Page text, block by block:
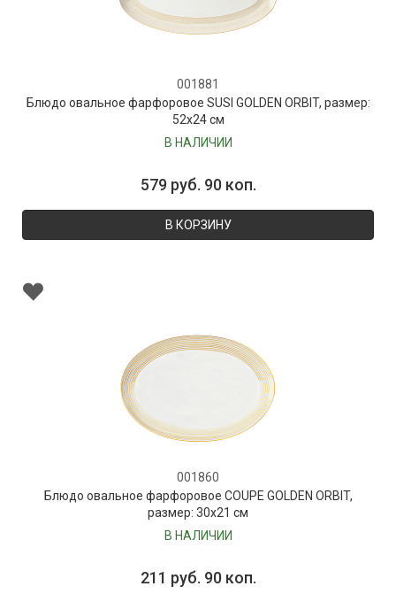
001881
Блюдо овальное фарфоровое SUSI GOLDEN ORBIT, размер:
52х24 см
В НАЛИЧИИ
579 руб. 90 коп.
В КОРЗИНУ
001860
Блюдо овальное фарфоровое COUPE GOLDEN ORBIT,
размер: 30х21 см
В НАЛИЧИИ
211 руб. 90 коп.